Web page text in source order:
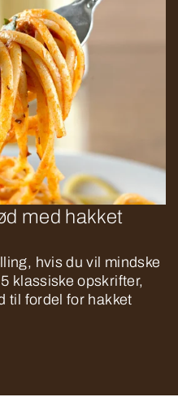
med hakket
hvis du vil mindske
klassiske opskrifter,
til fordel for hakket